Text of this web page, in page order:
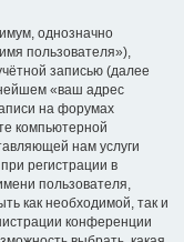
однозначно
пользователя»),
записью (далее
«ваш адрес
на форумах
компьютерной
нам услуги
регистрации в
пользователя,
как необходимой, так и
конференции